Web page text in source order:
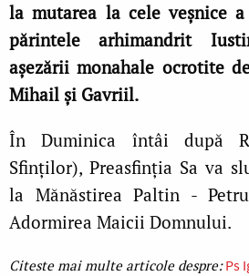
la mutarea la cele veșnice
părintele arhimandrit
așezării monahale ocrotite
Mihail și Gavriil.
În Duminica întâi după
Sfinților), Preasfinția Sa va
la Mănăstirea Paltin -
Adormirea Maicii Domnului.
Ps